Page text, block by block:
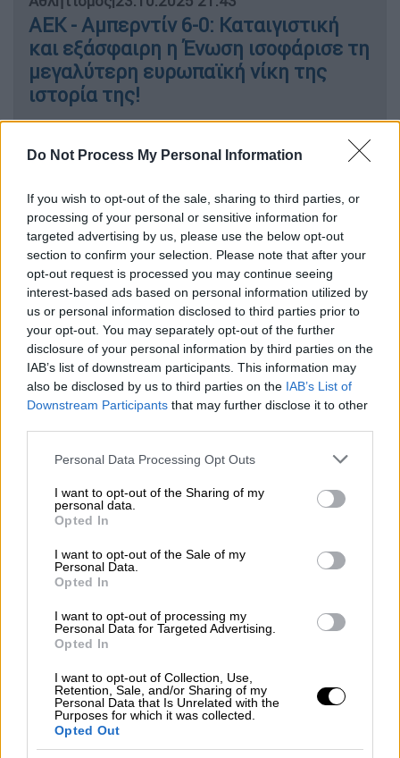
Do Not Process My Personal Information
If you wish to opt-out of the sale, sharing to third parties, or
processing of your personal or sensitive information for
targeted advertising by us, please use the below opt-out
section to confirm your selection. Please note that after your
opt-out request is processed you may continue seeing
interest-based ads based on personal information utilized by
us or personal information disclosed to third parties prior to
your opt-out. You may separately opt-out of the further
disclosure of your personal information by third parties on the
IAB’s list of downstream participants. This information may
also be disclosed by us to third parties on the IAB’s List of
Downstream Participants that may further disclose it to other
Please note that this website/app uses one or more Google
not limited to your visit or usage behaviour. You may click to
grant or deny consent to Google and its third-party tags to
use your data for below specified purposes in below Google
consent section.
Personal Data Processing Opt Outs
I want to opt-out of the Sharing of my
personal data.
Opted In
I want to opt-out of the Sale of my
Personal Data.
Opted In
I want to opt-out of processing my
Personal Data for Targeted Advertising.
Opted In
I want to opt-out of Collection, Use,
Retention, Sale, and/or Sharing of my
Personal Data that Is Unrelated with the
Purposes for which it was collected.
Opted Out
ΑΕΚ - Αμπερντίν 6-0: Καταιγιστική
και εξάσφαιρη η Ένωση ισοφάρισε τη
μεγαλύτερη ευρωπαϊκή νίκη της
ιστορία της!
Αθλητισμός 24.10.2025 00:10
Αδίκησαν ξανά τον εαυτό τους οι
Πράσινοι που προηγήθηκαν αλλά
ηττήθηκαν με ανατροπή
Η εξέλιξη του ματς
Ο ΠΑΟΚ δημιούργησε την πρώτη μεγάλη
φάση στο ματς μόλις στο 5’ με συνεργασία
Έλληνα διεθνή άσου.
Οι παίκτες του Λουτσέσκου έλεγξαν τον
ρυθμό και στο 18’ δικαιώθηκαν για το
εξαιρετικό παιχνίδι τους ανοίγοντας το
σκορ. Ο Ζίβκοβιτς πάσαρε στον Μεϊτέ, ο
έστειλε την μπάλα στην αριστερή γωνία του
Οζέρ και στα δίχτυα γράφοντας το 0-1.
Πάντως δεν πανηγύρισε το γκολ που πέτυχε
καθώς κατά το παρελθόν έχει αγωνιστεί με
τη φανέλα της Λιλ.